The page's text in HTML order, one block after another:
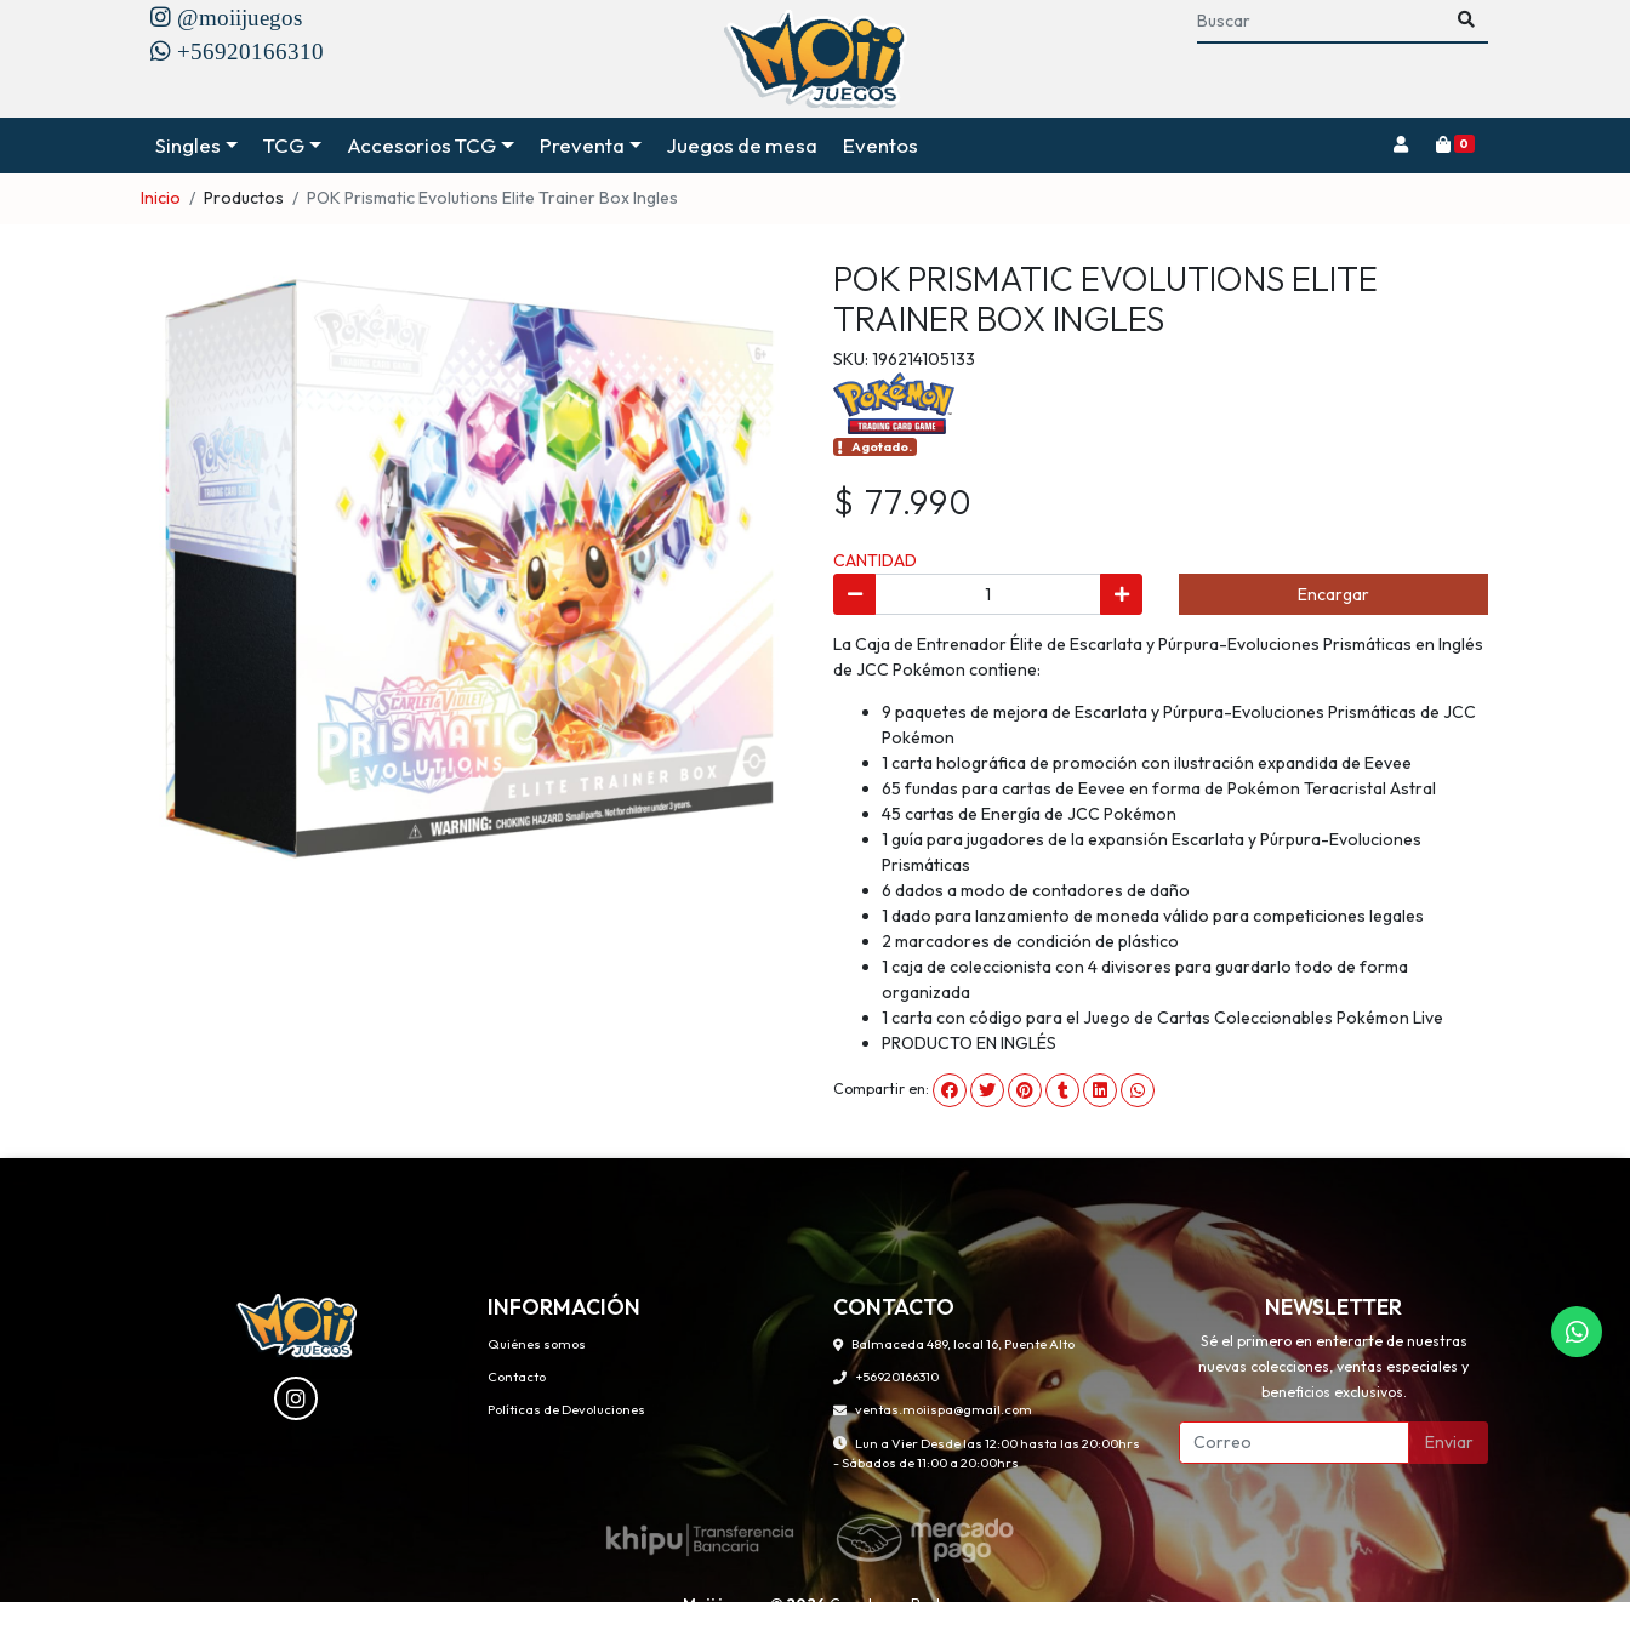
@moiijuegos
+56920166310
Singles TCG Accesorios TCG Preventa Juegos de mesa Eventos 0
Inicio Productos POK Prismatic Evolutions Elite Trainer Box Ingles
POK PRISMATIC EVOLUTIONS ELITE
TRAINER BOX INGLES
SKU: 196214105133
Agotado.
$ 77.990
CANTIDAD
Encargar
La Caja de Entrenador Élite de Escarlata y Púrpura-Evoluciones Prismáticas en Inglés
de JCC Pokémon contiene:
9 paquetes de mejora de Escarlata y Púrpura-Evoluciones Prismáticas de JCC
Pokémon
1 carta holográfica de promoción con ilustración expandida de Eevee
65 fundas para cartas de Eevee en forma de Pokémon Teracristal Astral
45 cartas de Energía de JCC Pokémon
1 guía para jugadores de la expansión Escarlata y Púrpura-Evoluciones
Prismáticas
6 dados a modo de contadores de daño
1 dado para lanzamiento de moneda válido para competiciones legales
2 marcadores de condición de plástico
1 caja de coleccionista con 4 divisores para guardarlo todo de forma
organizada
1 carta con código para el Juego de Cartas Coleccionables Pokémon Live
PRODUCTO EN INGLÉS
Compartir en:
INFORMACIÓN
Quiénes somos
Contacto
Políticas de Devoluciones
CONTACTO
Balmaceda 489, local 16, Puente Alto
+56920166310
ventas.moiispa@gmail.com
Lun a Vier Desde las 12:00 hasta las 20:00hrs
- Sábados de 11:00 a 20:00hrs
NEWSLETTER
Sé el primero en enterarte de nuestras
nuevas colecciones, ventas especiales y
beneficios exclusivos.
Enviar
Moii juegos © 2026Creado porBsale